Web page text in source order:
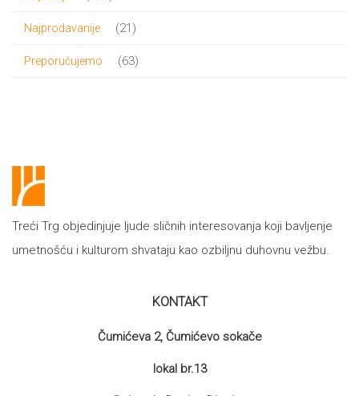
Najprodavanije 2121
Preporučujemo 6363
Treći Trg objedinjuje ljude sličnih interesovanja koji bavljenje
umetnošću i kulturom shvataju kao ozbiljnu duhovnu vežbu.
KONTAKT
Čumićeva 2, Čumićevo sokače
lokal br.13